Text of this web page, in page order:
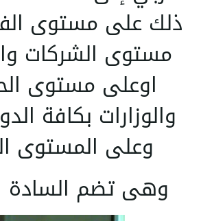
ذلك على مستوى
مستوى الشركات
اوعلى مستوى
والوزارات بكافة
وعلى المستوى
وهى تضم السادة